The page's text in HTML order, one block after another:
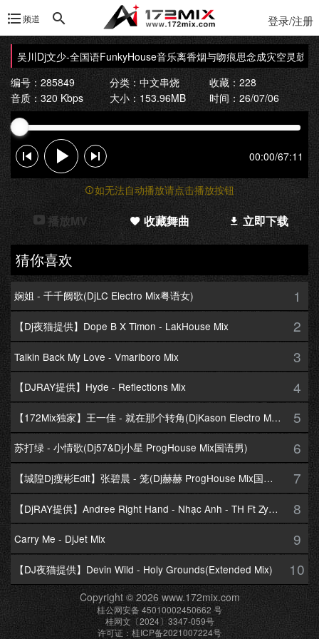
频道 登录/注册
吴川Dj文少-全国语FunkyHouse音乐离香烟与吻痕思念成灾空灵鼓专
编号：285849
分类：中文串烧
收藏：228
音质：320 Kbps
大小：153.96MB 时间：26/07/06
00:00/67:11
如无法自动播放请点击播放按钮
播放MV 收藏舞曲 立即下载
猜你喜欢
娴姐 - 千千阙歌(DjLC Electro Mix粤语女) 1
【Dj夜猫提供】Dope B X Timon - LakHouse Mix 2
Talkin Back My Love - Vmarlboro Mix 3
【DJRAY提供】Hyde - Reflections Mix 4
【172Mix独家】王一佳 - 就在那个转角(DjKason Electro Mix国语女) 5
苏打绿 - 小情歌(Dj57&Dj小星 ProgHouse Mix国语男) 6
【城隍Dj瘦彬Edit】张碧晨 - 笼(Dj赫赫 ProgHouse Mix国语女) 7
【DjRAY提供】Andree Right Hand - Nhạc Anh - TH Ft Zym Mix 8
Carry Me - DjJet Mix 9
【DJ夜猫提供】Devin Wild - Holy Grounds(Extended Mix) 10
Copyright © 2026 www.172mix.com
桂公网安备 45010002450662 号
桂网文〔2024〕3347-059号
许可证：桂ICP备2021007224号